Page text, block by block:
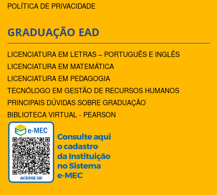
POLÍTICA DE PRIVACIDADE
GRADUAÇÃO EAD
LICENCIATURA EM LETRAS – PORTUGUÊS E INGLÊS
LICENCIATURA EM MATEMÁTICA
LICENCIATURA EM PEDAGOGIA
TECNÓLOGO EM GESTÃO DE RECURSOS HUMANOS
PRINCIPAIS DÚVIDAS SOBRE GRADUAÇÃO
BIBLIOTECA VIRTUAL - PEARSON